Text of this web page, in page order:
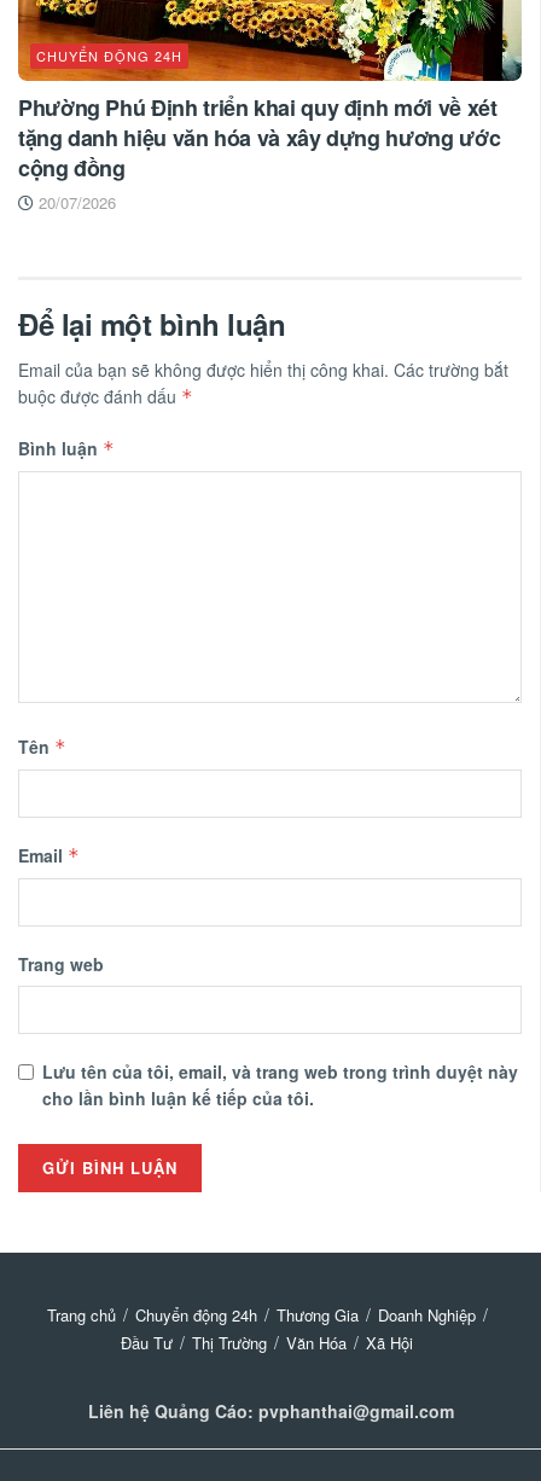
CHUYỂN ĐỘNG 24H
Phường Phú Định triển khai quy định mới về xét
tặng danh hiệu văn hóa và xây dựng hương ước
cộng đồng
20/07/2026
Để lại một bình luận
Email của bạn sẽ không được hiển thị công khai. Các trường bắt
buộc được đánh dấu *
Bình luận *
Tên *
Email *
Trang web
Lưu tên của tôi, email, và trang web trong trình duyệt này
cho lần bình luận kế tiếp của tôi.
Trang chủ Chuyển động 24h Thương Gia
Doanh Nghiệp
Đầu Tư
Thị Trường Văn Hóa Xã Hội
Liên hệ Quảng Cáo: pvphanthai@gmail.com